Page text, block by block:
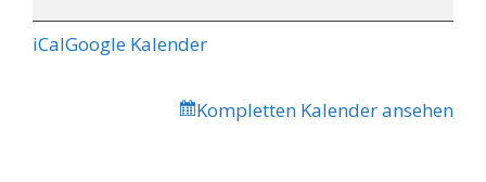
iCalGoogle Kalender
Kompletten Kalender ansehen